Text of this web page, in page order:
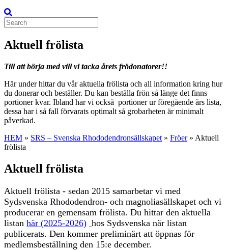
Aktuell frölista
Till att börja med vill vi tacka årets frödonatorer!!
Här under hittar du vår aktuella frölista och all information kring hur
du donerar och beställer. Du kan beställa frön så länge det finns
portioner kvar. Ibland har vi också portioner ur föregående års lista,
dessa har i så fall förvarats optimalt så grobarheten är minimalt
påverkad.
HEM » SRS – Svenska Rhododendronsällskapet » Fröer» Aktuell
frölista
Aktuell frölista
Aktuell frölista - sedan 2015 samarbetar vi med
Sydsvenska Rhododendron- och magnoliasällskapet och vi
producerar en gemensam frölista. Du hittar den aktuella
listan här (2025-2026) hos Sydsvenska när listan
publicerats. Den kommer preliminärt att öppnas för
medlemsbeställning den 15:e december.